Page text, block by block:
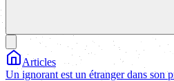
Articles
Un ignorant est un étranger dans son